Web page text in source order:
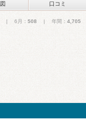
口コミ
| 6月： 508 | 年間： 4,705